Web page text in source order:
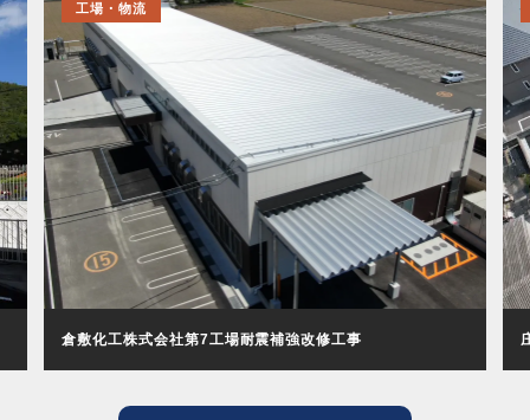
工場・物流
倉敷化工株式会社第7工場耐震補強改修工事